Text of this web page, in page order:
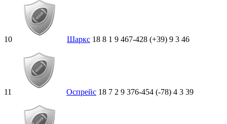
10 Шаркс 18 8 1 9 467-428 (+39) 9 3 46
11 Оспрейс 18 7 2 9 376-454 (-78) 4 3 39